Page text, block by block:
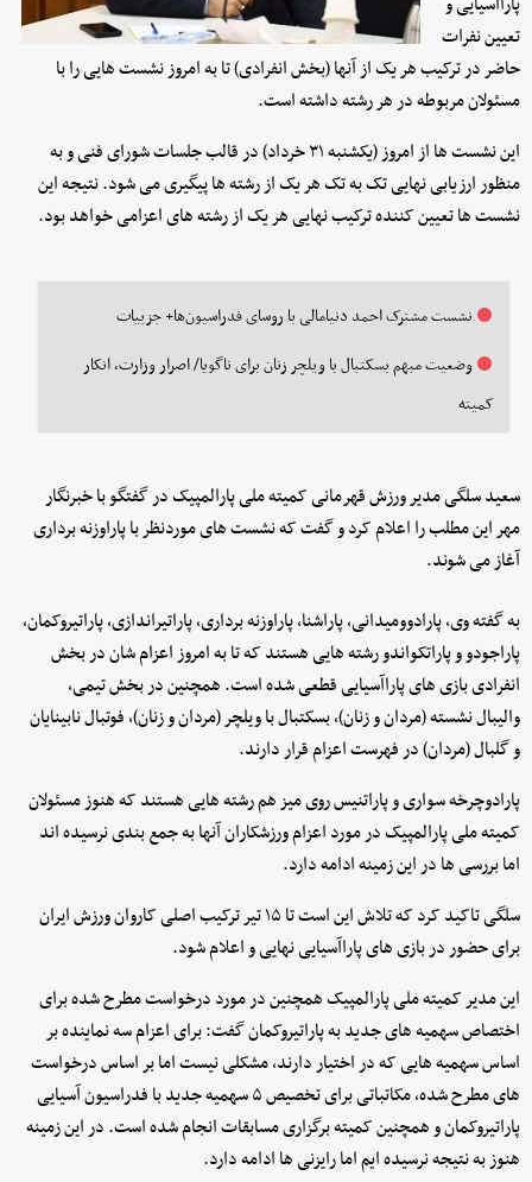
تعیین نفرات
حاضر در ترکیب هر یک از آنها (بخش انفرادی) تا به امروز نشست هایی را با
مسئولان مربوطه در هر رشته داشته است.
این نشست ها از امروز (یکشنبه ۳۱ خرداد) در قالب جلسات شورای فنی و به
منظور ارزیابی نهایی تک به تک هر یک از رشته ها پیگیری می شود. نتیجه این
نشست ها تعیین کننده ترکیب نهایی هر یک از رشته های اعزامی خواهد بود.
نشست مشترک احمد دنیامالی با روسای فدراسیون‌ها+ جزییات
وضعیت مبهم بسکتبال با ویلچر زنان برای ناگویا/ اصرار وزارت، انکار
کمیته
سعید سلگی مدیر ورزش قهرمانی کمیته ملی پارالمپیک در گفتگو با خبرنگار
مهر این مطلب را اعلام کرد و گفت که نشست های موردنظر با پاراوزنه برداری
آغاز می شوند.
به گفته وی، پارادوومیدانی، پاراشنا، پاراوزنه برداری، پاراتیراندازی، پاراتیروکمان،
پاراجودو و پاراتکواندو رشته هایی هستند که تا به امروز اعزام شان در بخش
انفرادی بازی های پاراآسیایی قطعی شده است. همچنین در بخش تیمی،
والیبال نشسته (مردان و زنان)، بسکتبال با ویلچر (مردان و زنان)، فوتبال نابینایان
و گلبال (مردان) در فهرست اعزام قرار دارند.
پارادوچرخه سواری و پاراتنیس روی میز هم رشته هایی هستند که هنوز مسئولان
کمیته ملی پارالمپیک در مورد اعزام ورزشکاران آنها به جمع بندی نرسیده اند
اما بررسی ها در این زمینه ادامه دارد.
سلگی تاکید کرد که تلاش این است تا ۱۵ تیر ترکیب اصلی کاروان ورزش ایران
برای حضور در بازی های پاراآسیایی نهایی و اعلام شود.
این مدیر کمیته ملی پارالمپیک همچنین در مورد درخواست مطرح شده برای
اختصاص سهمیه های جدید به پاراتیروکمان گفت: برای اعزام سه نماینده بر
اساس سهمیه هایی که در اختیار دارند، مشکلی نیست اما بر اساس درخواست
های مطرح شده، مکاتباتی برای تخصیص ۵ سهمیه جدید با فدراسیون آسیایی
پاراتیروکمان و همچنین کمیته برگزاری مسابقات انجام شده است. در این زمینه
هنوز به نتیجه نرسیده ایم اما رایزنی ها ادامه دارد.